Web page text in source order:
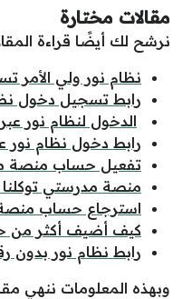
مقالات مختارة
نرشح لك أيضًا قراءة
نظام نور ولي الأمر
رابط تسجيل دخول
الدخول لنظام نور
رابط دخول نظام نور
تفعيل حساب منصة
منصة مدرستي
استرجاع حساب
كيف أضيف أكثر
رابط نظام نور بدون
وبهذه المعلومات ننهي